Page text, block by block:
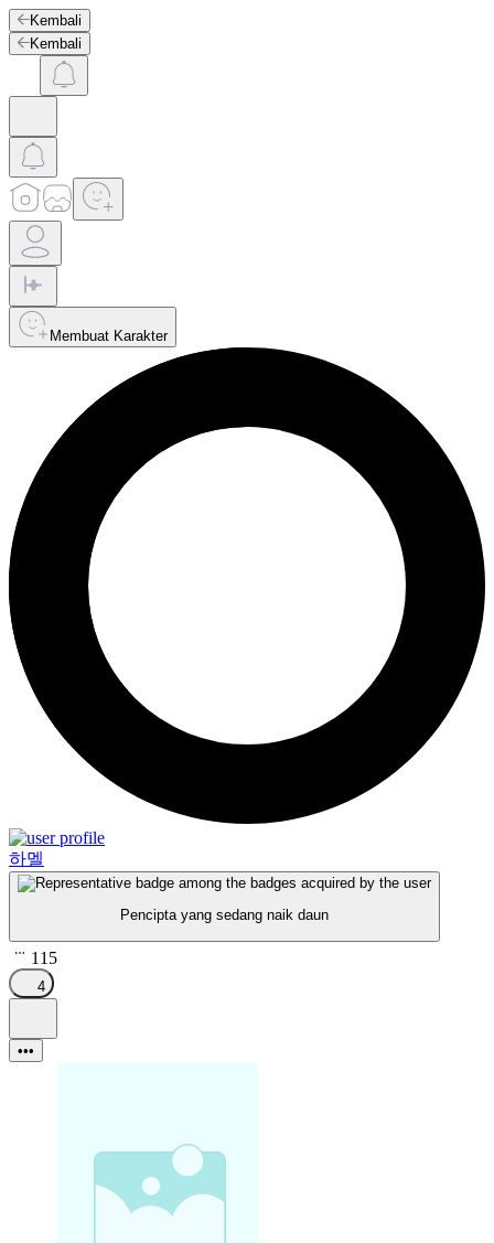
Kembali
Kembali
Membuat Karakter
하멜
Pencipta yang sedang naik daun
115
4
•••